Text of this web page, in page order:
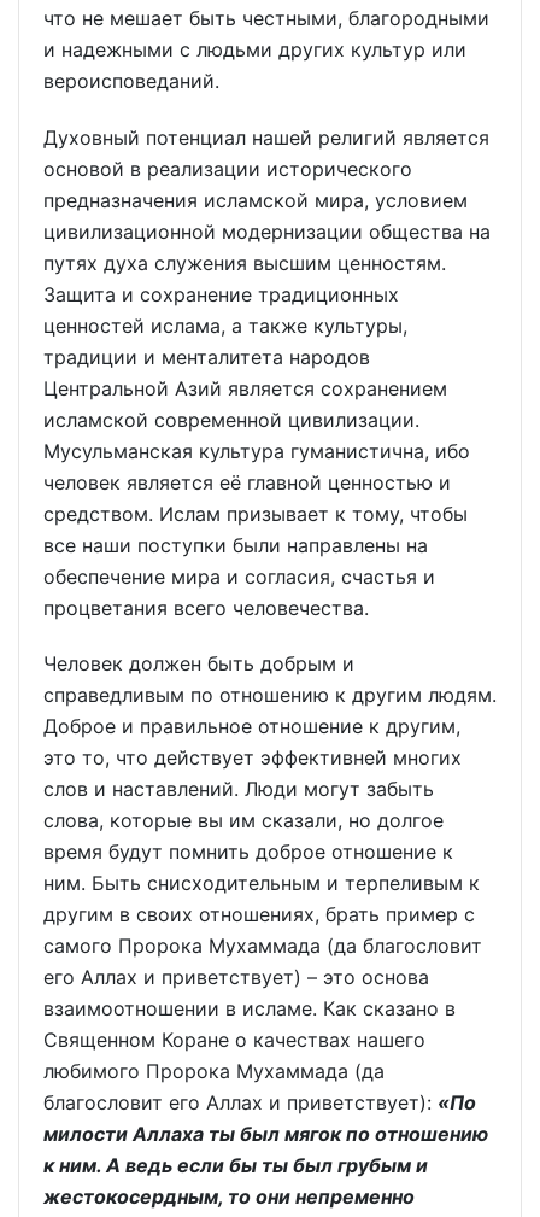
что не мешает быть честными, благородными
и надежными с людьми других культур или
вероисповеданий.
Духовный потенциал нашей религий является
основой в реализации исторического
предназначения исламской мира, условием
цивилизационной модернизации общества на
путях духа служения высшим ценностям.
Защита и сохранение традиционных
ценностей ислама, а также культуры,
традиции и менталитета народов
Центральной Азий является сохранением
исламской современной цивилизации.
Мусульманская культура гуманистична, ибо
человек является её главной ценностью и
средством. Ислам призывает к тому, чтобы
все наши поступки были направлены на
обеспечение мира и согласия, счастья и
процветания всего человечества.
Человек должен быть добрым и
справедливым по отношению к другим людям.
Доброе и правильное отношение к другим,
это то, что действует эффективней многих
слов и наставлений. Люди могут забыть
слова, которые вы им сказали, но долгое
время будут помнить доброе отношение к
ним. Быть снисходительным и терпеливым к
другим в своих отношениях, брать пример с
самого Пророка Мухаммада (да благословит
его Аллах и приветствует) – это основа
взаимоотношении в исламе. Как сказано в
Священном Коране о качествах нашего
любимого Пророка Мухаммада (да
благословит его Аллах и приветствует): «По
милости Аллаха ты был мягок по отношению
к ним. А ведь если бы ты был грубым и
жестокосердным, то они непременно